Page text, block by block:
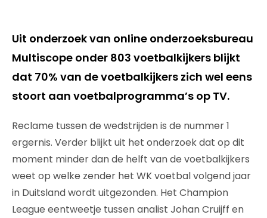
Uit onderzoek van online onderzoeksbureau
Multiscope onder 803 voetbalkijkers blijkt
dat 70% van de voetbalkijkers zich wel eens
stoort aan voetbalprogramma’s op TV.
Reclame tussen de wedstrijden is de nummer 1
ergernis. Verder blijkt uit het onderzoek dat op dit
moment minder dan de helft van de voetbalkijkers
weet op welke zender het WK voetbal volgend jaar
in Duitsland wordt uitgezonden. Het Champion
League eentweetje tussen analist Johan Cruijff en